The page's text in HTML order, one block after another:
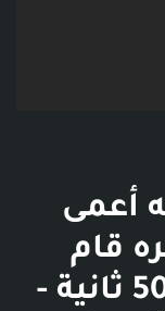
أعمى
قام
بخيانتها - 9 دقائق و 50 ثانية -